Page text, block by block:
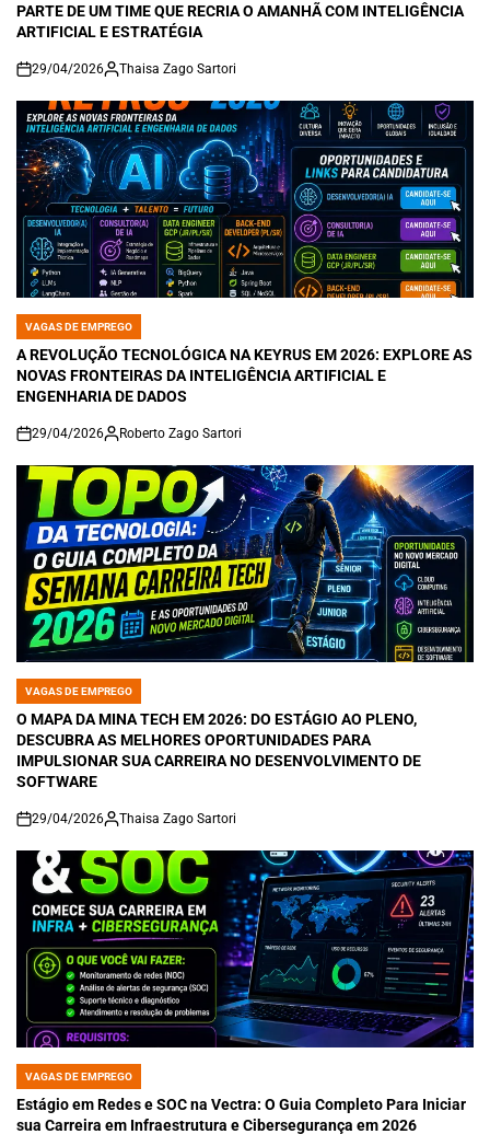
PARTE DE UM TIME QUE RECRIA O AMANHÃ COM INTELIGÊNCIA
ARTIFICIAL E ESTRATÉGIA
on
29/04/2026 Thaisa Zago Sartori
POSTED
IN
VAGAS DE EMPREGO
A REVOLUÇÃO TECNOLÓGICA NA KEYRUS EM 2026: EXPLORE AS
NOVAS FRONTEIRAS DA INTELIGÊNCIA ARTIFICIAL E
ENGENHARIA DE DADOS
on
29/04/2026 Roberto Zago Sartori
POSTED
IN
VAGAS DE EMPREGO
O MAPA DA MINA TECH EM 2026: DO ESTÁGIO AO PLENO,
DESCUBRA AS MELHORES OPORTUNIDADES PARA
IMPULSIONAR SUA CARREIRA NO DESENVOLVIMENTO DE
SOFTWARE
on
29/04/2026 Thaisa Zago Sartori
POSTED
IN
VAGAS DE EMPREGO
Estágio em Redes e SOC na Vectra: O Guia Completo Para Iniciar
sua Carreira em Infraestrutura e Cibersegurança em 2026